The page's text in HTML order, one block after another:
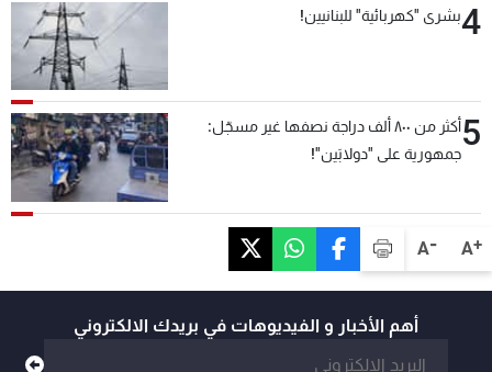
A+
A-
4بشرى "كهربائية" للبنانيين!
5
أكثر من ٨٠٠ ألف دراجة نصفها غير مسجّل:
جمهورية على "دولابَين"!
أهم الأخبار و الفيديوهات في بريدك الالكتروني